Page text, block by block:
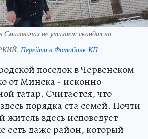
Смиловичах не утихает скандал на
Перейти в Фотобанк КП
поселок в Червенском
от Минска - исконно
татар. Считается, что
порядка ста семей. Почти
здесь исповедует
есть даже район, который